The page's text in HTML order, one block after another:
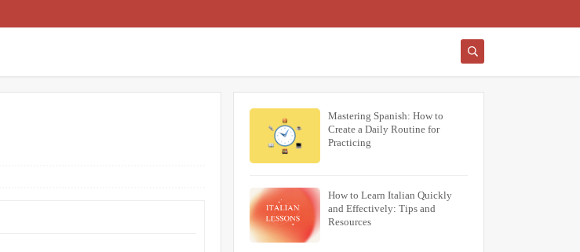
Mastering Spanish: How to
Create a Daily Routine for
Practicing
How to Learn Italian Quickly
and Effectively: Tips and
Resources